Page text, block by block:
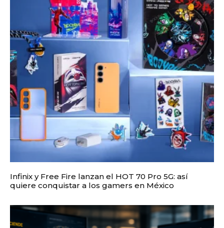
Infinix y Free Fire lanzan el HOT 70 Pro 5G: así
quiere conquistar a los gamers en México